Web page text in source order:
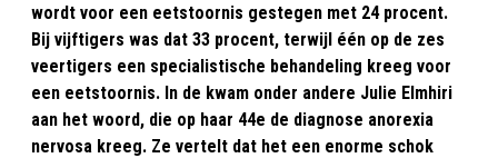
wordt voor een eetstoornis gestegen met 24 procent.
Bij vijftigers was dat 33 procent, terwijl één op de zes
veertigers een specialistische behandeling kreeg voor
een eetstoornis. In de kwam onder andere Julie Elmhiri
aan het woord, die op haar 44e de diagnose anorexia
nervosa kreeg. Ze vertelt dat het een enorme schok